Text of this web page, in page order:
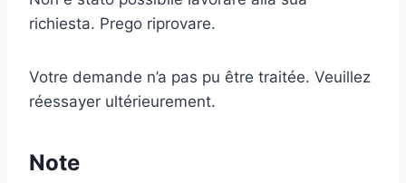
richiesta. Prego riprovare.
Votre demande n’a pas pu être traitée. Veuillez
réessayer ultérieurement.
Note